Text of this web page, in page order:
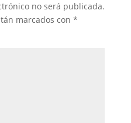
no será publicada.
marcados con *